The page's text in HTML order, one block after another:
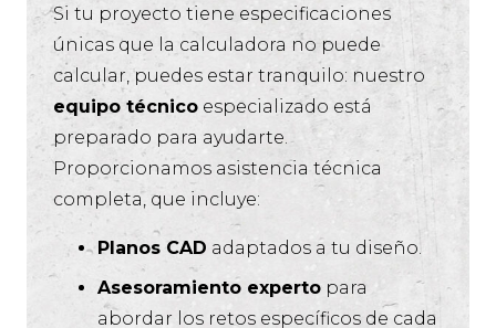
Si tu proyecto tiene especificaciones
únicas que la calculadora no puede
calcular, puedes estar tranquilo: nuestro
equipo técnico especializado está
preparado para ayudarte.
Proporcionamos asistencia técnica
completa, que incluye:
Planos CAD adaptados a tu diseño.
Asesoramiento experto para
abordar los retos específicos de cada